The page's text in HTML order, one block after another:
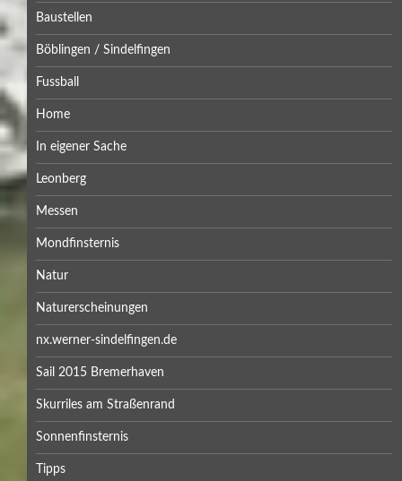
Baustellen
Böblingen / Sindelfingen
Fussball
Home
In eigener Sache
Leonberg
Messen
Mondfinsternis
Natur
Naturerscheinungen
nx.werner-sindelfingen.de
Sail 2015 Bremerhaven
Skurriles am Straßenrand
Sonnenfinsternis
Tipps